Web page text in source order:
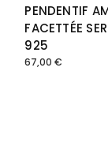
PENDENTIF
FACETTÉE
925
67,00€